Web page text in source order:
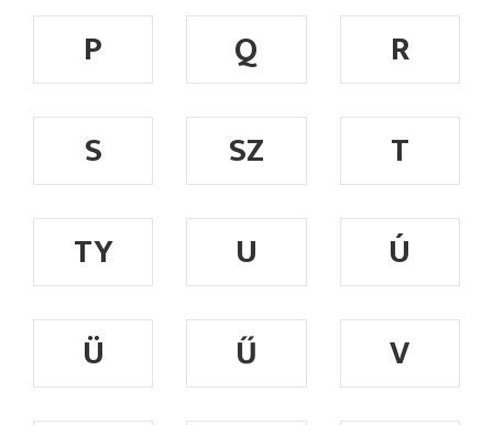
P
Q
R
S
SZ
T
TY
U
Ú
Ü
Ű
V